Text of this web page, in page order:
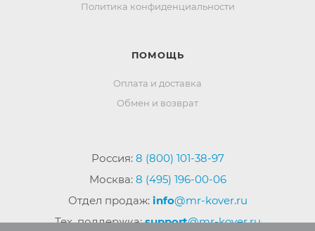
Политика конфиденциальности
ПОМОЩЬ
Оплата и доставка
Обмен и возврат
Россия: 8 (800) 101-38-97
Москва: 8 (495) 196-00-06
Отдел продаж: info@mr-kover.ru
Тех. поддержка:support@mr-kover.ru